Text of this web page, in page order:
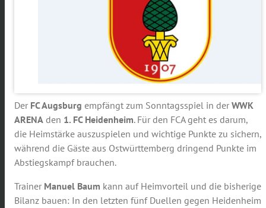
Der FC Augsburg empfängt zum Sonntagsspiel in der WWK
ARENA den 1. FC Heidenheim. Für den FCA geht es darum,
die Heimstärke auszuspielen und wichtige Punkte zu sichern,
während die Gäste aus Ostwürttemberg dringend Punkte im
Abstiegskampf brauchen.
Trainer Manuel Baum kann auf Heimvorteil und die bisherige
Bilanz bauen: In den letzten fünf Duellen gegen Heidenheim